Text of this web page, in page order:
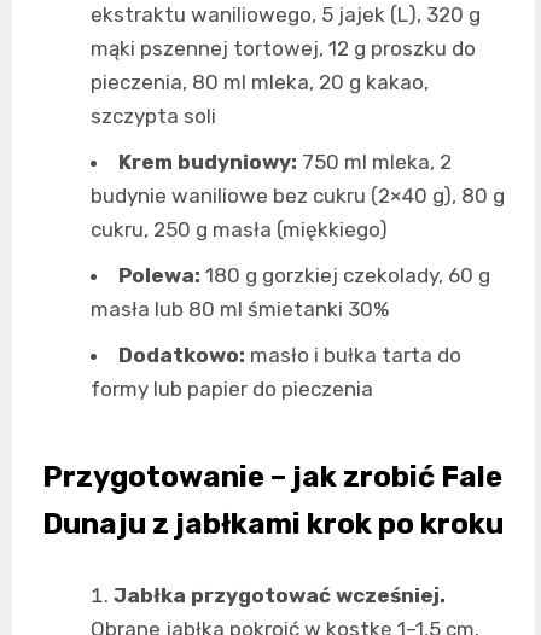
ekstraktu waniliowego, 5 jajek (L), 320 g
mąki pszennej tortowej, 12 g proszku do
pieczenia, 80 ml mleka, 20 g kakao,
szczypta soli
Krem budyniowy: 750 ml mleka, 2
budynie waniliowe bez cukru (2×40 g), 80 g
cukru, 250 g masła (miękkiego)
Polewa: 180 g gorzkiej czekolady, 60 g
masła lub 80 ml śmietanki 30%
Dodatkowo: masło i bułka tarta do
formy lub papier do pieczenia
Przygotowanie – jak zrobić Fale
Dunaju z jabłkami krok po kroku
Jabłka przygotować wcześniej.
Obrane jabłka pokroić w kostkę 1–1,5 cm.